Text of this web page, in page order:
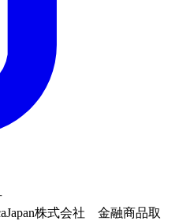
株式会社 金融商品取